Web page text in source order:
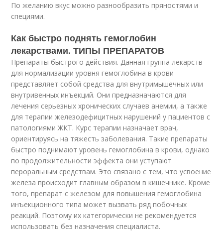
По желанию вкус можно разнообразить пряностями и
специями.
Как быстро поднять гемоглобин
лекарствами. ТИПЫ ПРЕПАРАТОВ
Препараты быстрого действия. Данная группа лекарств
для нормализации уровня гемоглобина в крови
представляет собой средства для внутримышечных или
внутривенных инъекций. Они предназначаются для
лечения серьезных хронических случаев анемии, а также
для терапии железодефицитных нарушений у пациентов с
патологиями ЖКТ. Курс терапии назначает врач,
ориентируясь на тяжесть заболевания. Такие препараты
быстро поднимают уровень гемоглобина в крови, однако
по продолжительности эффекта они уступают
пероральным средствам. Это связано с тем, что усвоение
железа происходит главным образом в кишечнике. Кроме
того, препарат с железом для повышения гемоглобина
инъекционного типа может вызвать ряд побочных
реакций. Поэтому их категорически не рекомендуется
использовать без назначения специалиста.